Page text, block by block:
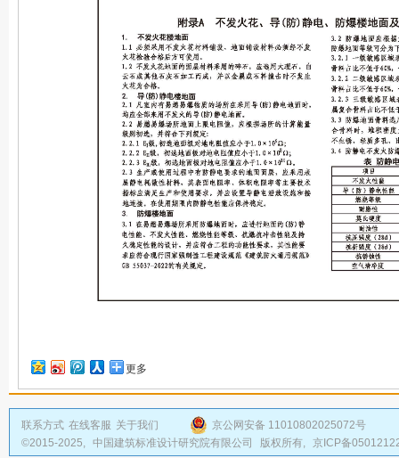
更多
联系方式 在线客服 关于我们
京公网安备 11010802025072号
©2015-2025, 中国建筑标准设计研究院有限公司 版权所有, 京ICP备